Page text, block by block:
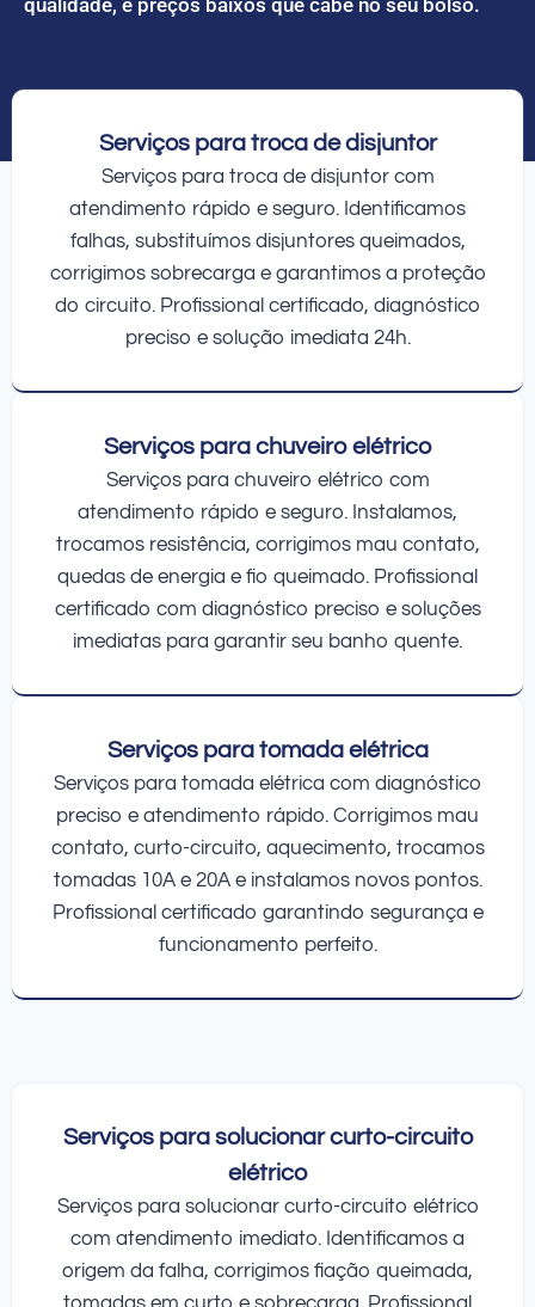
Serviços para troca de disjuntor
Serviços para troca de disjuntor com
atendimento rápido e seguro. Identificamos
falhas, substituímos disjuntores queimados,
corrigimos sobrecarga e garantimos a proteção
do circuito. Profissional certificado, diagnóstico
preciso e solução imediata 24h.
Serviços para chuveiro elétrico
Serviços para chuveiro elétrico com
atendimento rápido e seguro. Instalamos,
trocamos resistência, corrigimos mau contato,
quedas de energia e fio queimado. Profissional
certificado com diagnóstico preciso e soluções
imediatas para garantir seu banho quente.
Serviços para tomada elétrica
Serviços para tomada elétrica com diagnóstico
preciso e atendimento rápido. Corrigimos mau
contato, curto-circuito, aquecimento, trocamos
tomadas 10A e 20A e instalamos novos pontos.
Profissional certificado garantindo segurança e
funcionamento perfeito.
Serviços para solucionar curto-circuito
elétrico
Serviços para solucionar curto-circuito elétrico
com atendimento imediato. Identificamos a
origem da falha, corrigimos fiação queimada,